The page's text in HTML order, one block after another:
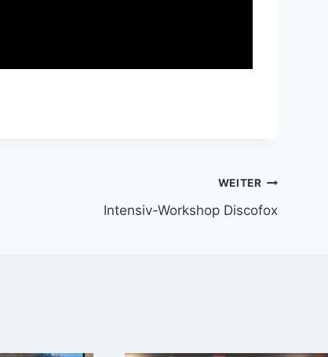
WEITER
Intensiv-Workshop Discofox